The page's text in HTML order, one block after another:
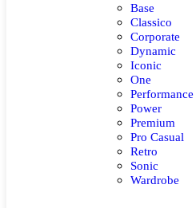
Base
Classico
Corporate
Dynamic
Iconic
One
Performance
Power
Premium
Pro Casual
Retro
Sonic
Wardrobe